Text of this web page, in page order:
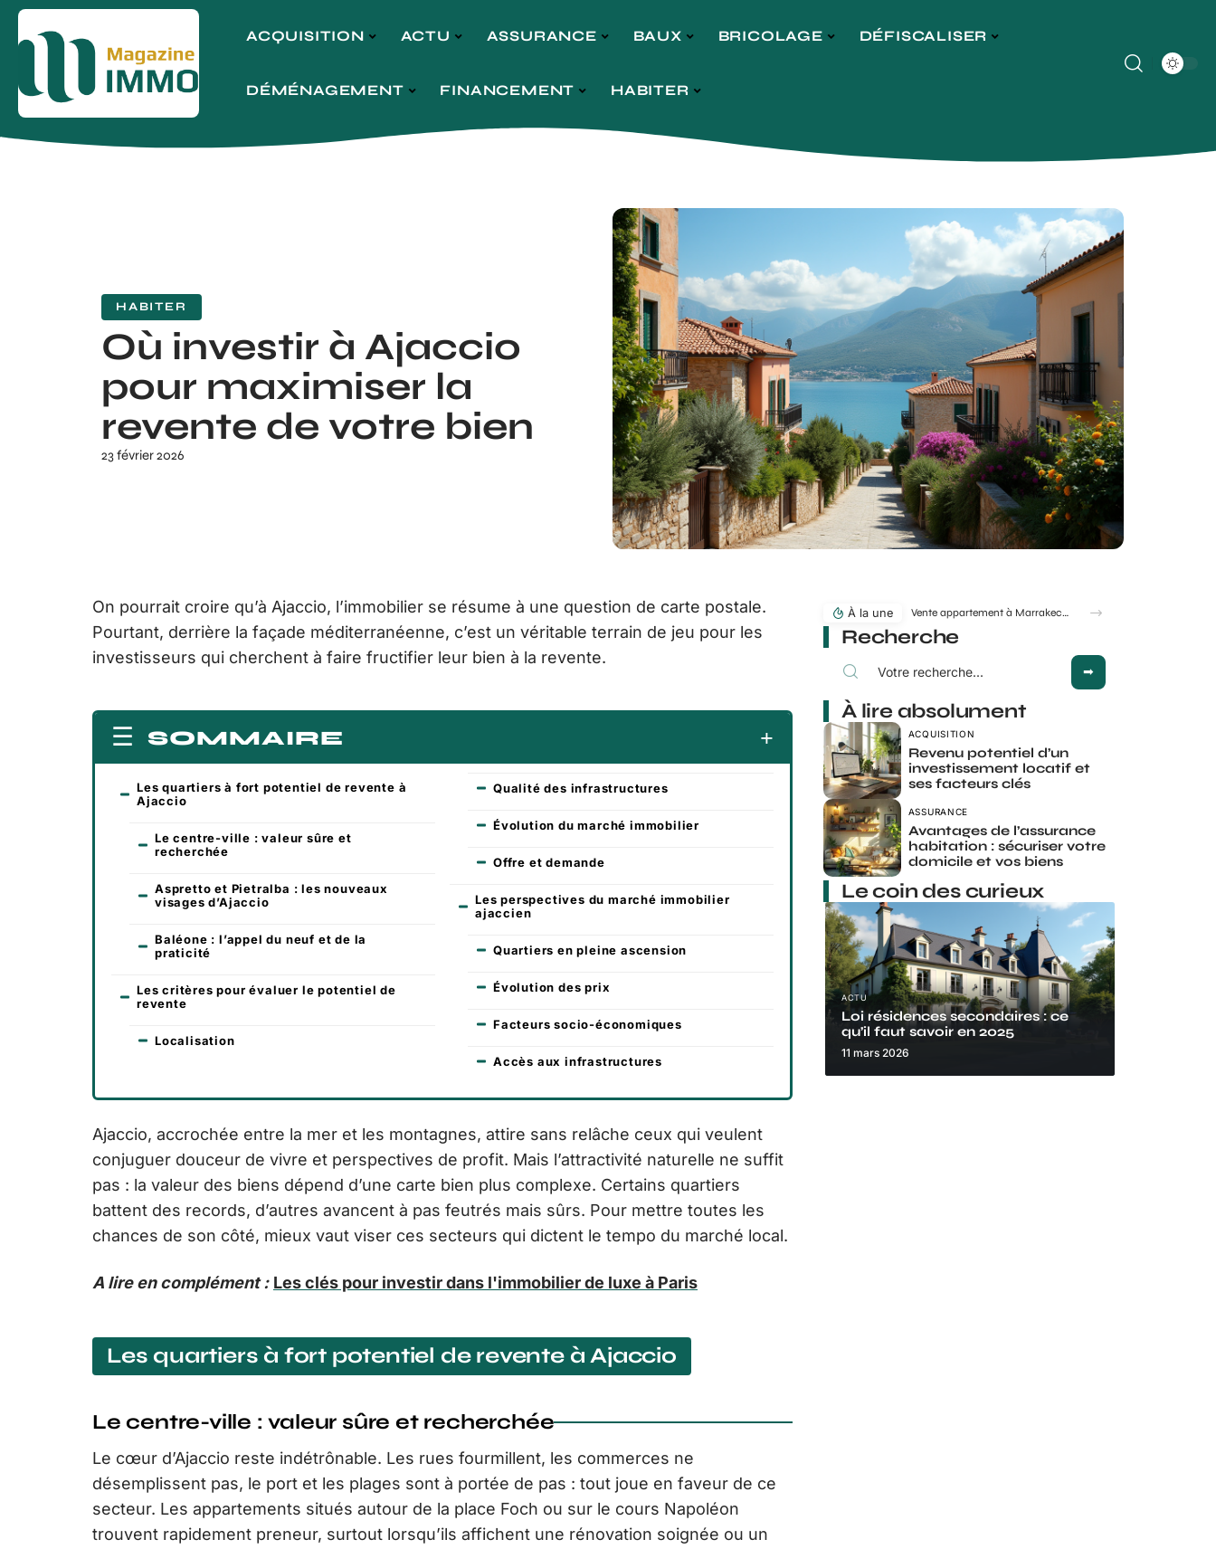
ACQUISITION ACTU ASSURANCE BAUX BRICOLAGE DÉFISCALISER
DÉMÉNAGEMENT FINANCEMENT HABITER
HABITER
Où investir à Ajaccio
pour maximiser la
revente de votre bien
23 février 2026
On pourrait croire qu’à Ajaccio, l’immobilier se résume à une question de carte postale.
Pourtant, derrière la façade méditerranéenne, c’est un véritable terrain de jeu pour les
investisseurs qui cherchent à faire fructifier leur bien à la revente.
SOMMAIRE
Les quartiers à fort potentiel de revente à
Ajaccio
Le centre-ville : valeur sûre et
recherchée
Aspretto et Pietralba : les nouveaux
visages d’Ajaccio
Baléone : l’appel du neuf et de la
praticité
Les critères pour évaluer le potentiel de
revente
Localisation
Qualité des infrastructures
Évolution du marché immobilier
Offre et demande
Les perspectives du marché immobilier
ajaccien
Quartiers en pleine ascension
Évolution des prix
Facteurs socio-économiques
Accès aux infrastructures
Ajaccio, accrochée entre la mer et les montagnes, attire sans relâche ceux qui veulent
conjuguer douceur de vivre et perspectives de profit. Mais l’attractivité naturelle ne suffit
pas : la valeur des biens dépend d’une carte bien plus complexe. Certains quartiers
battent des records, d’autres avancent à pas feutrés mais sûrs. Pour mettre toutes les
chances de son côté, mieux vaut viser ces secteurs qui dictent le tempo du marché local.
A lire en complément : Les clés pour investir dans l'immobilier de luxe à Paris
Les quartiers à fort potentiel de revente à Ajaccio
Le centre-ville : valeur sûre et recherchée
Le cœur d’Ajaccio reste indétrônable. Les rues fourmillent, les commerces ne
désemplissent pas, le port et les plages sont à portée de pas : tout joue en faveur de ce
secteur. Les appartements situés autour de la place Foch ou sur le cours Napoléon
trouvent rapidement preneur, surtout lorsqu’ils affichent une rénovation soignée ou un
À la une Vente appartement à Marrakech : quelles erreurs font fuir les acheteurs ?
Recherche
À lire absolument
ACQUISITION
Revenu potentiel d’un
investissement locatif et
ses facteurs clés
ASSURANCE
Avantages de l’assurance
habitation : sécuriser votre
domicile et vos biens
Le coin des curieux
ACTU
Loi résidences secondaires : ce
qu’il faut savoir en 2025
11 mars 2026